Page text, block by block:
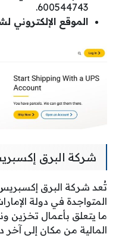
600544743.
الموقع الإلكتروني
شركة البرق
تُعد شركة البرق
المتواجدة في دولة
ما يتعلق بأعمال تخزين
المالية من مكان إلى آخر